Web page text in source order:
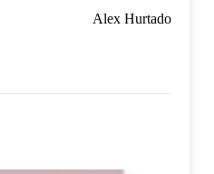
Alex Hurtado